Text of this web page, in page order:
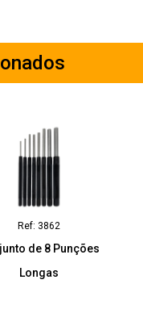
Ref: 3862
de 8 Punções
Longas